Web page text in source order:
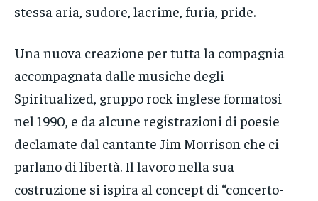
stessa aria, sudore, lacrime, furia, pride.
Una nuova creazione per tutta la compagnia
accompagnata dalle musiche degli
Spiritualized, gruppo rock inglese formatosi
nel 1990, e da alcune registrazioni di poesie
declamate dal cantante Jim Morrison che ci
parlano di libertà. Il lavoro nella sua
costruzione si ispira al concept di “concerto-